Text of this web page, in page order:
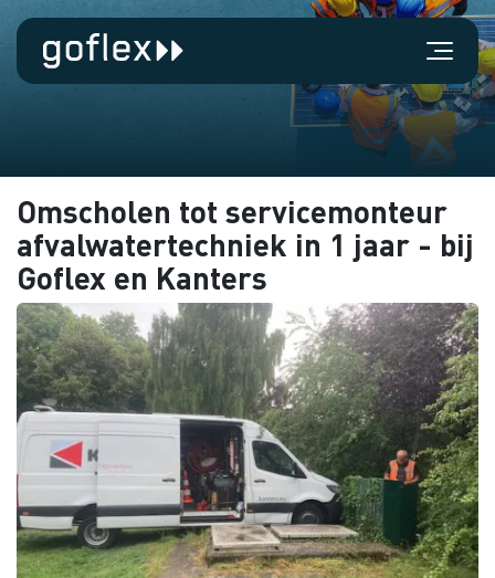
Omscholen tot servicemonteur
afvalwatertechniek in 1 jaar - bij
Goflex en Kanters